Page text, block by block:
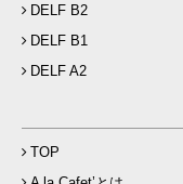
DELF B2
DELF B1
DELF A2
TOP